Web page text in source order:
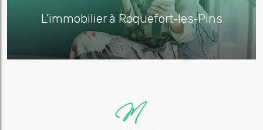
L’immobilier à Roquefort‑les‑Pins